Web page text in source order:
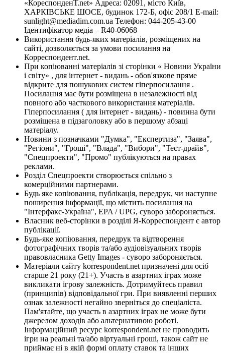
«КореспонденТ.net» Адреса: 02091, місто Київ,
ХАРКІВСЬКЕ ШОСЕ, будинок 172-Б, офіс 208/1 E-mail:
sunlight@mediadim.com.ua Телефон: 044-205-43-00
Ідентифікатор медіа – R40-06068
Використання будь-яких матеріалів, розміщених на
сайті, дозволяється за умови посилання на
Корреспондент.net.
При копіюванні матеріалів зі сторінки « Новини України
і світу» , для інтернет - видань - обов'язкове пряме
відкрите для пошукових систем гіперпосилання .
Посилання має бути розміщена в незалежності від
повного або часткового використання матеріалів.
Гіперпосилання ( для інтернет - видань) - повинна бути
розміщена в підзаголовку або в першому абзаці
матеріалу.
Новини з позначками "Думка", "Експертиза", "Заява",
"Регіони", "Гроші", "Влада", "Вибори", "Тест-драйв",
"Спецпроекти", "Промо" публікуються на правах
реклами.
Розділ Спецпроекти створюється спільно з
комерційними партнерами.
Будь яке копіювання, публікація, передрук, чи наступне
поширення інформації, що містить посилання на
"Інтерфакс-Україна", EPA / UPG, суворо забороняється.
Власник веб-сторінки в розділі Я-Корреспондент є автор
публікації.
Будь-яке копіювання, передрук та відтворення
фотографічних творів та/або аудіовізуальних творів
правовласника Getty Images - суворо забороняється.
Матеріали сайту korrespondent.net призначені для осіб
старше 21 року (21+). Участь в азартних іграх може
викликати ігрову залежність. Дотримуйтесь правил
(принципів) відповідальної гри. При виявленні перших
ознак залежності негайно зверніться до спеціаліста.
Пам'ятайте, що участь в азартних іграх не може бути
джерелом доходів або альтернативою роботі.
Інформаційний ресурс korrespondent.net не проводить
ігри на реальні та/або віртуальні гроші, також сайт не
приймає ні в якій формі оплату ставок та інших